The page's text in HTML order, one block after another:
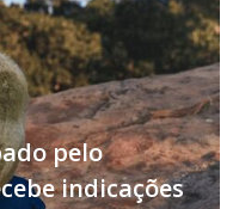
pelo
indicações